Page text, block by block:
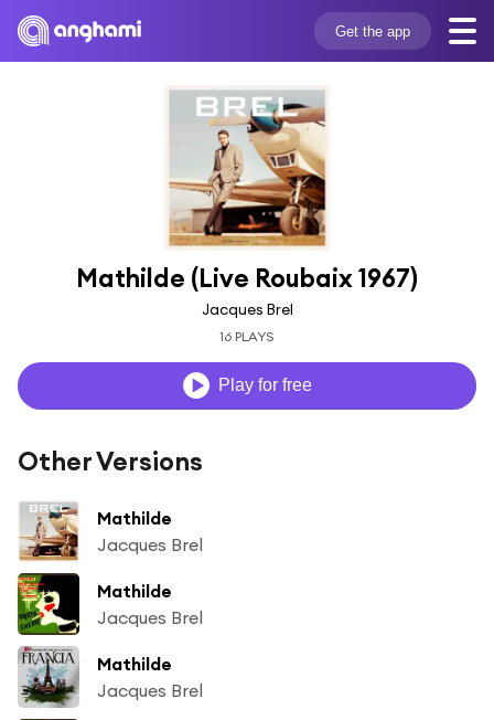
Get the app
Mathilde (Live Roubaix 1967)
Jacques Brel
16 PLAYS
Play for free
Other Versions
Mathilde
Jacques Brel
Mathilde
Jacques Brel
Mathilde
Jacques Brel